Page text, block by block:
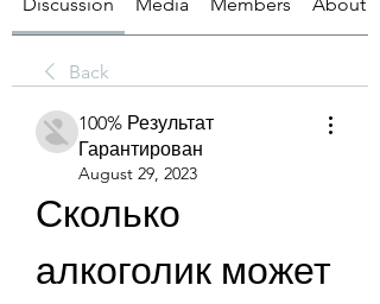
Back
100% Результат
Гарантирован
August 29, 2023
Сколько
алкоголик может